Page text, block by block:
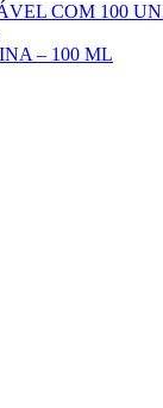
COM 100
– 100 ML